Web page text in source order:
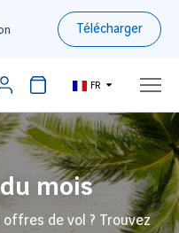
Télécharger
FR
mois
de vol ? Trouvez